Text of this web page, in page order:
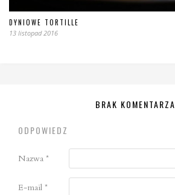
DYNIOWE TORTILLE
13 listopad 2016
BRAK KOMENTARZA
ODPOWIEDZ
Nazwa *
E-mail *